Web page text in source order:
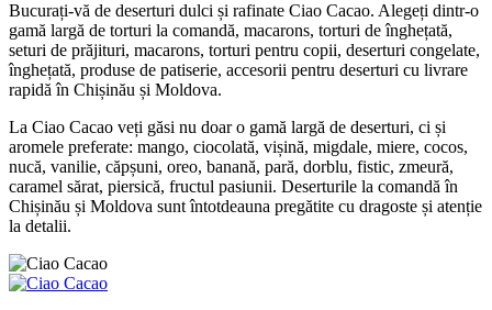
Bucurați-vă de deserturi dulci și rafinate Ciao Cacao. Alegeți dintr-o
gamă largă de torturi la comandă, macarons, torturi de înghețată,
seturi de prăjituri, macarons, torturi pentru copii, deserturi congelate,
înghețată, produse de patiserie, accesorii pentru deserturi cu livrare
rapidă în Chișinău și Moldova.
La Ciao Cacao veți găsi nu doar o gamă largă de deserturi, ci și
aromele preferate: mango, ciocolată, vișină, migdale, miere, cocos,
nucă, vanilie, căpșuni, oreo, banană, pară, dorblu, fistic, zmeură,
caramel sărat, piersică, fructul pasiunii. Deserturile la comandă în
Chișinău și Moldova sunt întotdeauna pregătite cu dragoste și atenție
la detalii.